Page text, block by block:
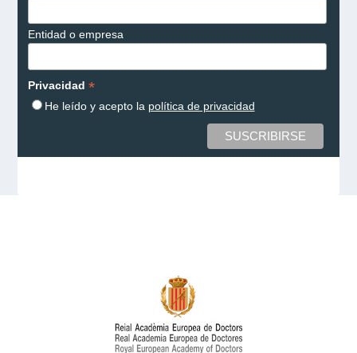
Entidad o empresa
Privacidad *
He leído y acepto la política de privacidad